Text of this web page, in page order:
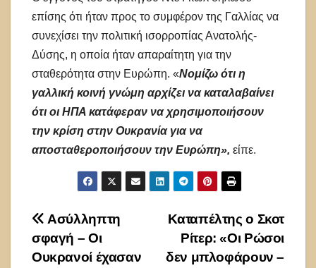
επίσης ότι ήταν προς το συμφέρον της Γαλλίας να
συνεχίσει την πολιτική ισορροπίας Ανατολής-
Δύσης, η οποία ήταν απαραίτητη για την
σταθερότητα στην Ευρώπη. «Νομίζω ότι η
γαλλική κοινή γνώμη αρχίζει να καταλαβαίνει
ότι οι ΗΠΑ κατάφεραν να χρησιμοποιήσουν
την κρίση στην Ουκρανία για να
αποσταθεροποιήσουν την Ευρώπη», είπε.
Πλοήγηση
άρθρων
Καταπέλτης ο Σκοτ
Ρίτερ: «Οι Ρώσοι
δεν μπλοφάρουν –
Ασύλληπτη
σφαγή – Οι
Ουκρανοί έχασαν